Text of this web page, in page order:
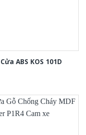
Cửa ABS KOS 101D